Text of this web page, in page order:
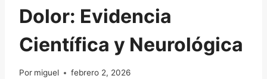
Dolor: Evidencia
Científica y Neurológica
Por miguel febrero 2, 2026